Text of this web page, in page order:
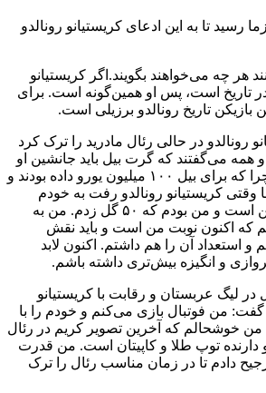
رسید تا به این ادعای کریستیانو رونالدو
هر چه می‌خواهند بگویند.اگر کریستیانو
تاریخ است، پس او همین‌گونه است. برای
بازیکن تاریخ رونالدو برزیلی است.
رونالدو در حالی رئال مادرید را ترک کرد
و همه می‌گفتند که گرت بیل باید جانشین او
باشد و این طبیعی بود چرا که برای بیل ۱۰۰ میلیون یورو داده بودند و
وقتی کریستیانو رونالدو رفت به خودم
گفتم که اکنون نوبت من است و من بودم که ۵۰ گل زدم. من به
که اکنون نوبت من است و باید نقش
و استعداد آن را هم داشتم. اکنون لابد
و انگیزه بیش‌تری داشته باشم.
درباره زدن ۱۶ گل در لیگ عربستان و رقابت با کریستیانو
گفت: من فوتبال بازی می‌کنم و خودم را با
خوشحالم که آخرین تصویر کریم در رئال
دارنده توپ طلا و کاپیتان است. من قدرت
دادم تا در زمان مناسب رئال را ترک